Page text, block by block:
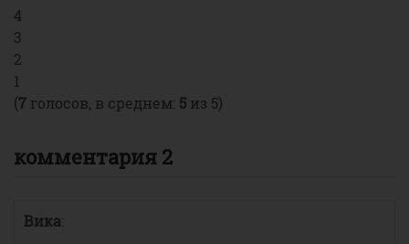
4
3
2
1
(7 голосов, в среднем: 5 из 5)
комментария 2
Вика: